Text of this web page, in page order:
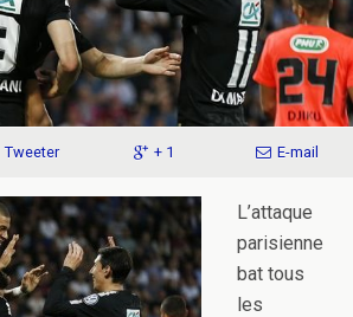
Tweeter + 1 E-mail
L’attaque
parisienne
bat tous
les